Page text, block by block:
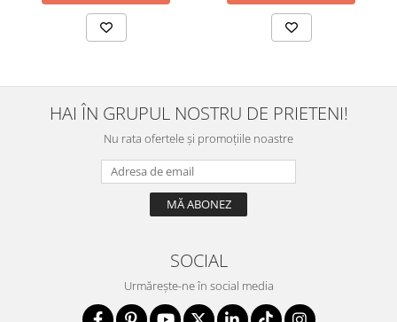
HAI ÎN GRUPUL NOSTRU DE PRIETENI!
Nu rata ofertele și promoțiile noastre
SOCIAL
Urmărește-ne în social media